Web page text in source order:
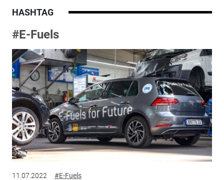
HASHTAG
#E-Fuels
11.07.2022 #E-Fuels